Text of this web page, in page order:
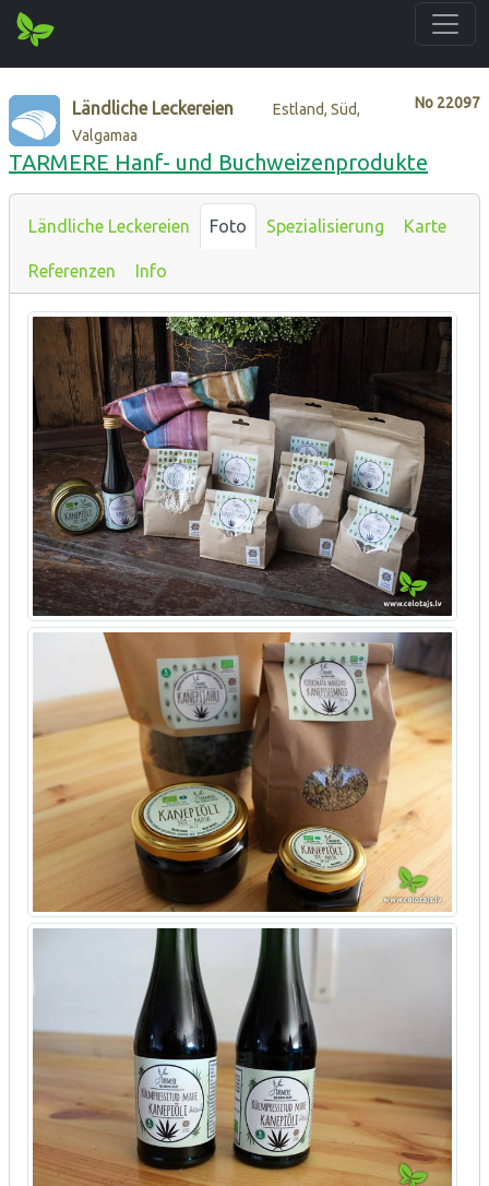
No 22097
Ländliche Leckereien
Estland, Süd,
Valgamaa
TARMERE Hanf- und Buchweizenprodukte
Ländliche Leckereien Foto Spezialisierung Karte
Referenzen Info